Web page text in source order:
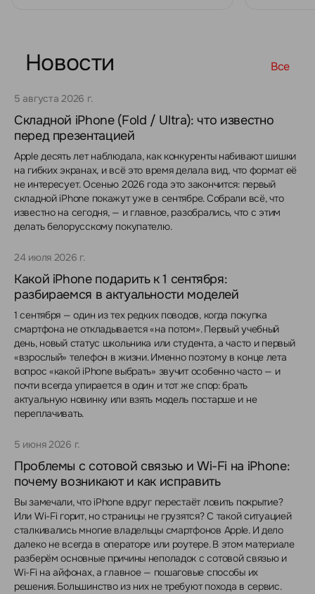
Новости Все
5 августа 2026 г.
Складной iPhone (Fold / Ultra): что известно
перед презентацией
Apple десять лет наблюдала, как конкуренты набивают шишки
на гибких экранах, и всё это время делала вид, что формат её
не интересует. Осенью 2026 года это закончится: первый
складной iPhone покажут уже в сентябре. Собрали всё, что
известно на сегодня, — и главное, разобрались, что с этим
делать белорусскому покупателю.
24 июля 2026 г.
Какой iPhone подарить к 1 сентября:
разбираемся в актуальности моделей
1 сентября — один из тех редких поводов, когда покупка
смартфона не откладывается «на потом». Первый учебный
день, новый статус школьника или студента, а часто и первый
«взрослый» телефон в жизни. Именно поэтому в конце лета
вопрос «какой iPhone выбрать» звучит особенно часто — и
почти всегда упирается в один и тот же спор: брать
актуальную новинку или взять модель постарше и не
переплачивать.
5 июня 2026 г.
Проблемы с сотовой связью и Wi-Fi на iPhone:
почему возникают и как исправить
Вы замечали, что iPhone вдруг перестаёт ловить покрытие?
Или Wi-Fi горит, но страницы не грузятся? С такой ситуацией
сталкивались многие владельцы смартфонов Apple. И дело
далеко не всегда в операторе или роутере. В этом материале
разберём основные причины неполадок с сотовой связью и
Wi-Fi на айфонах, а главное — пошаговые способы их
решения. Большинство из них не требуют похода в сервис.